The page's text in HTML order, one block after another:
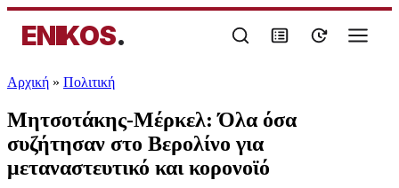
ENIKOS.
Αρχική » Πολιτική
Μητσοτάκης-Μέρκελ: Όλα όσα
συζήτησαν στο Βερολίνο για
μεταναστευτικό και κορονοϊό